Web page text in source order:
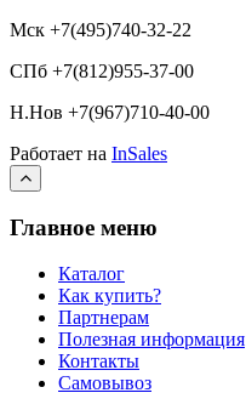
Мск +7(495)740-32-22
СПб +7(812)955-37-00
Н.Нов +7(967)710-40-00
Работает на InSales
Главное меню
Каталог
Как купить?
Партнерам
Полезная информация
Контакты
Самовывоз